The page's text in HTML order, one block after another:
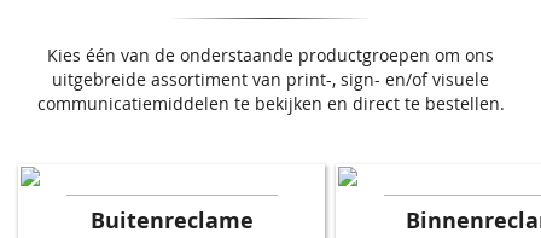
Kies één van de onderstaande productgroepen om ons
uitgebreide assortiment van print-, sign- en/of visuele
communicatiemiddelen te bekijken en direct te bestellen.
Buitenreclame